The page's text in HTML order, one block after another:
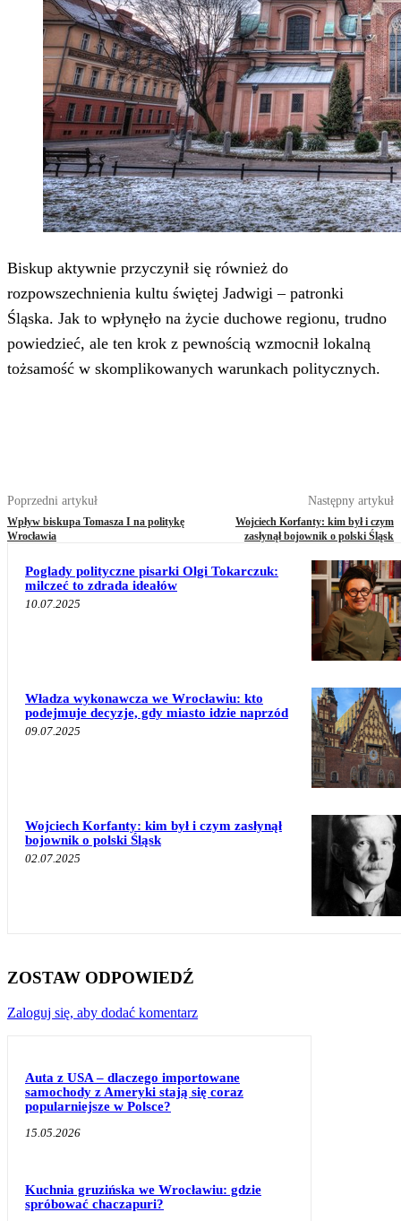
Biskup aktywnie przyczynił się również do
rozpowszechnienia kultu świętej Jadwigi – patronki
Śląska. Jak to wpłynęło na życie duchowe regionu, trudno
powiedzieć, ale ten krok z pewnością wzmocnił lokalną
tożsamość w skomplikowanych warunkach politycznych.
Poprzedni artykuł
Wpływ biskupa Tomasza I na politykę
Wrocławia
Następny artykuł
Wojciech Korfanty: kim był i czym
zasłynął bojownik o polski Śląsk
Poglady polityczne pisarki Olgi Tokarczuk:
milczeć to zdrada ideałów
10.07.2025
Władza wykonawcza we Wrocławiu: kto
podejmuje decyzje, gdy miasto idzie naprzód
09.07.2025
Wojciech Korfanty: kim był i czym zasłynął
bojownik o polski Śląsk
02.07.2025
ZOSTAW ODPOWIEDŹ
Zaloguj się, aby dodać komentarz
Auta z USA – dlaczego importowane
samochody z Ameryki stają się coraz
popularniejsze w Polsce?
15.05.2026
Kuchnia gruzińska we Wrocławiu: gdzie
spróbować chaczapuri?